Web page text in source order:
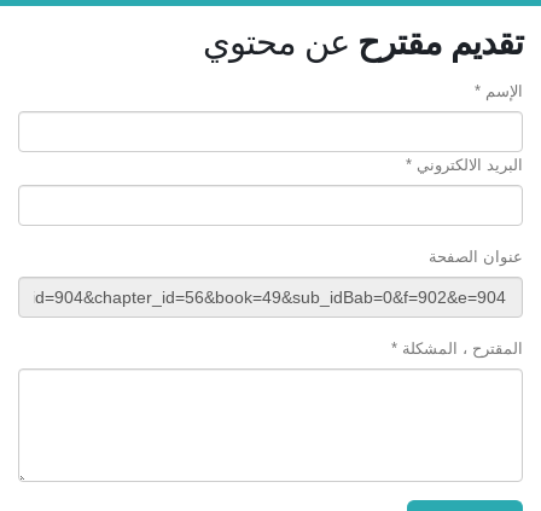
تقديم مقترح عن محتوي
الإسم *
البريد الالكتروني *
عنوان الصفحة
المقترح ، المشكلة *